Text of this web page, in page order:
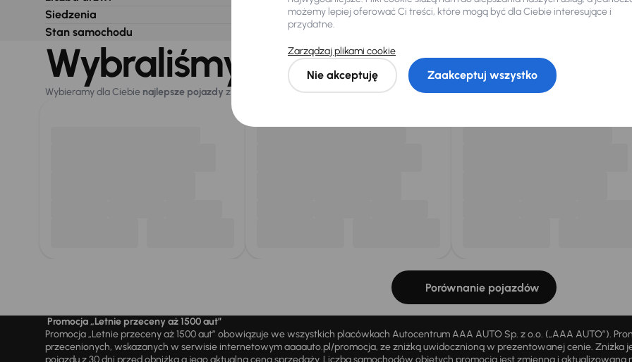
Siedzenia
Stan samochodu
Wybraliśmy dla Ciebie
Wybieramy dla Ciebie najlepsze pojazdy z naszej oferty. Kupimy dla Ciebiedo 400 pojazdówkażdego dnia.
Porównanie pojazdów
Promocja „Letnie przeceny aż 1500 aut”
Promocja „Letnie przeceny aż 1500 aut” obowiązuje we wszystkich placówkach Autocentrum AAA AUTO Sp. z o.o. („AAA AUTO”).
przecenionych, wskazanych w serwisie internetowym aaaauto.pl/promocja, ze zniżką uwidocznioną w prezentowanej cenie. Zniżka
pojazdu z 30 dni przed obniżką a jego aktualną ceną sprzedaży. Liczba samochodów objętych promocją jest zmienna i
możemy lepiej oferować Ci treści, które mogą być dla Ciebie interesujące i
przydatne.
Zarządzaj plikami cookie
Nie akceptuję Zaakceptuj wszystko